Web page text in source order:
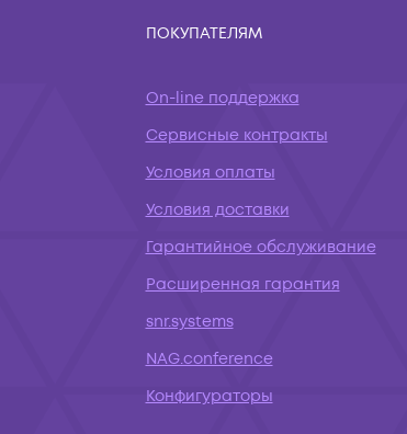
ПОКУПАТЕЛЯМ
On-line поддержка
Сервисные контракты
Условия оплаты
Условия доставки
Гарантийное обслуживание
Расширенная гарантия
snr.systems
NAG.conference
Конфигураторы